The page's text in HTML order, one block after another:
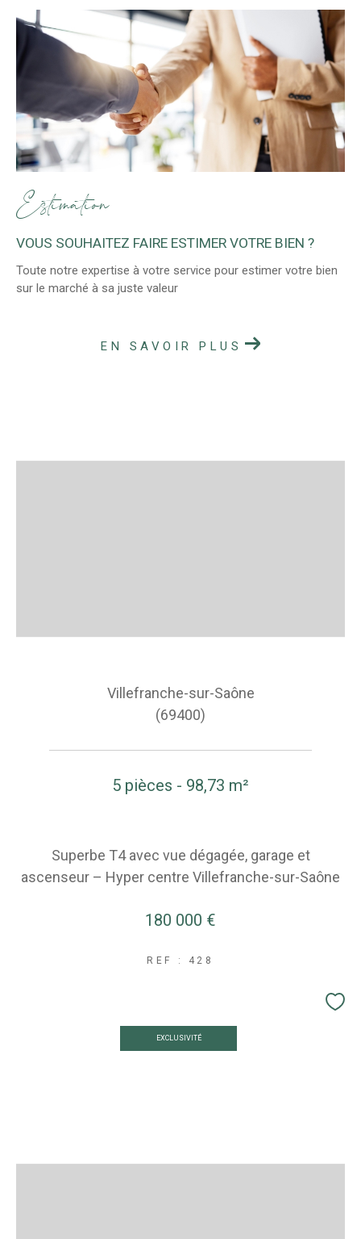
Estimation
VOUS SOUHAITEZ FAIRE ESTIMER VOTRE BIEN ?
Toute notre expertise à votre service pour estimer votre bien
sur le marché à sa juste valeur
EN SAVOIR PLUS
Villefranche-sur-Saône
(69400)
5 pièces - 98,73 m²
Superbe T4 avec vue dégagée, garage et
ascenseur – Hyper centre Villefranche-sur-Saône
180 000 €
REF : 428
EXCLUSIVITÉ